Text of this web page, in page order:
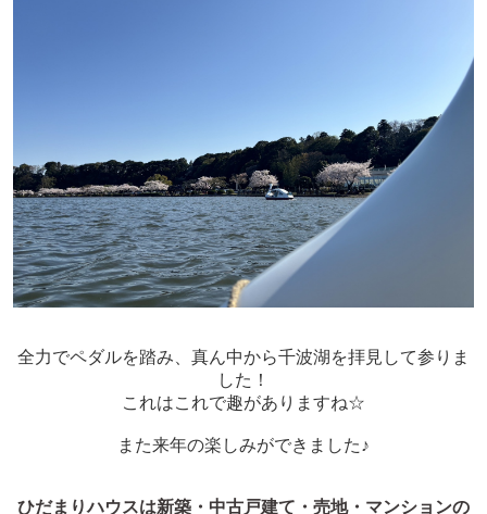
全力でペダルを踏み、真ん中から千波湖を拝見して参りま
した！
これはこれで趣がありますね☆
また来年の楽しみができました♪
ひだまりハウスは新築・中古戸建て・売地・マンションの